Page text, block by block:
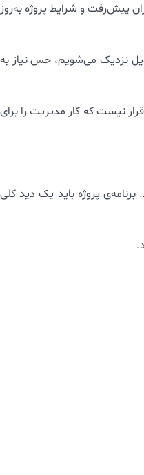
پیش‌رفت و شرایط پروژه به‌روز
نزدیک می‌شویم، حس نیاز به
نیست که کار مدیریت را برای
پروژه باید یک دید کلی